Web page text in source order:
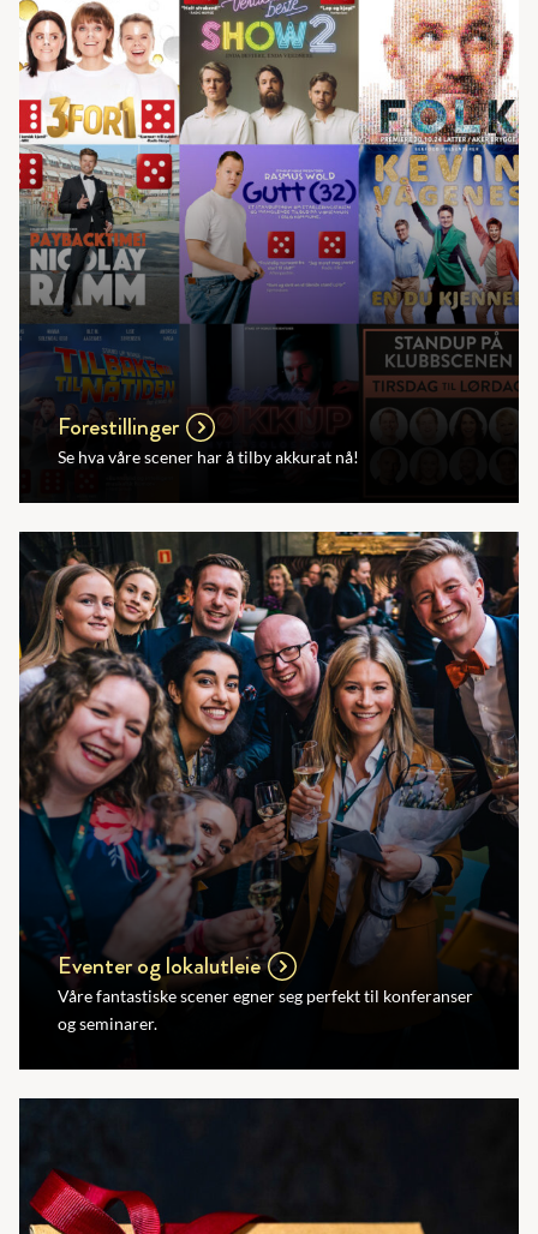
Forestillinger
Se hva våre scener har å tilby akkurat nå!
Eventer og lokalutleie
Våre fantastiske scener egner seg perfekt til konferanser
og seminarer.